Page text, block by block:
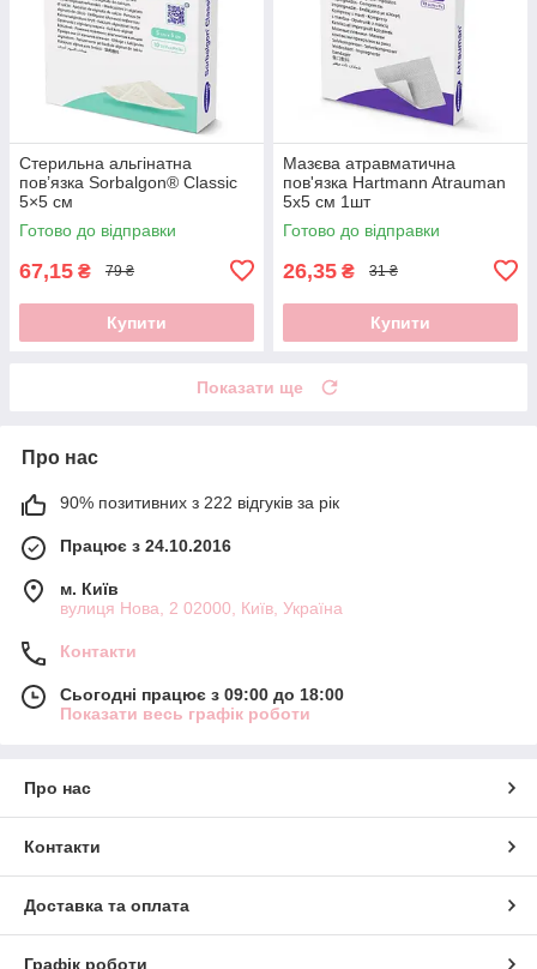
Стерильна альгінатна
пов’язка Sorbalgon® Classic
5×5 см
Готово до відправки
67,15 ₴ 79 ₴
Купити
Мазєва атравматична
пов'язка Hartmann Atrauman
5х5 см 1шт
Готово до відправки
26,35 ₴ 31 ₴
Купити
Показати ще
Про нас
90% позитивних з 222 відгуків за рік
Працює з 24.10.2016
м. Київ
вулиця Нова, 2 02000, Київ, Україна
Контакти
Сьогодні працює з 09:00 до 18:00
Показати весь графік роботи
Про нас
Контакти
Доставка та оплата
Графік роботи